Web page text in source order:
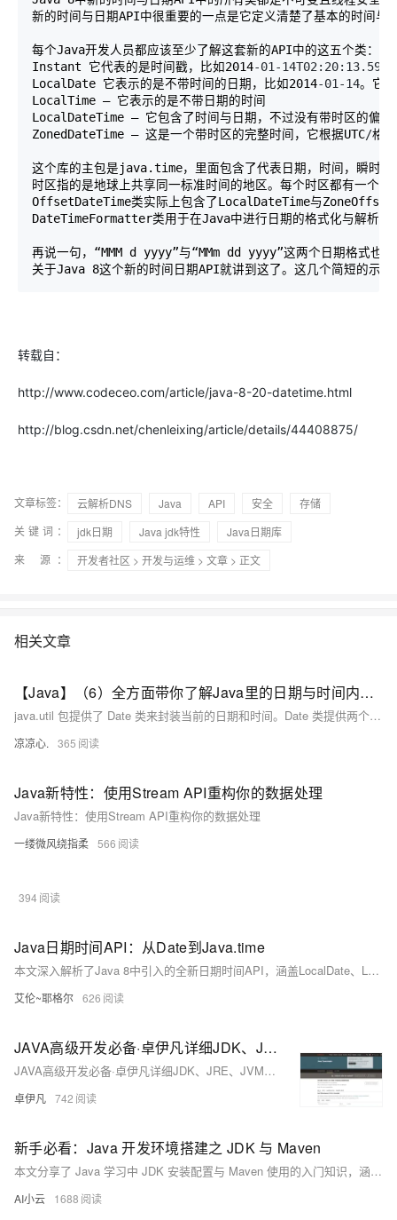
新的时间与日期API中很重要的一点是它定义清楚了基本的时间
每个Java开发人员都应该至少了解这套新的API中的这五个类：
Instant 它代表的是时间戳，比如2014-01-
LocalDate 它表示的是不带时间的日期，比如2014-01-14。它
LocalTime – 它表示的是不带日期的时间
LocalDateTime – 它包含了时间与日期，不过没有带时区的偏移
ZonedDateTime – 这是一个带时区的完整时间，它根据UTC/
这个库的主包是java.time，里面包含了代表日期，时间，瞬时
时区指的是地球上共享同一标准时间的地区。每个时区都有一个
OffsetDateTime类实际上包含了LocalDateTime与ZoneOffset
再说一句，“MMM d yyyy”与“MMm dd yyyy”这两个日期格式也
关于Java 8这个新的时间日期API就讲到这了。这几个简短的示
转载自：
http://www.codeceo.com/article/java-8-20-datetime.html
http://blog.csdn.net/chenleixing/article/details/44408875/
文章标签： 云解析DNS Java API 安全
存储
关键词：
jdk日期 Java jdk特性
Java日期库
来 源：
开发者社区 > 开发与运维 > 文章 > 正文
相关文章
【Java】（6）全方面带你了解Java里的日期与时间内容，介绍 Calendar、GregorianCalendar、Date类
java.util 包提供了 Date 类来封装当前的日期和时间。Date 类提供两个构造函数来实例化 Date 对象。第一个构造函数使用当前日期和时间来初始化对象。Date( )第二个构造函数接收一个参数，该参数是从1970年1月1日起的毫秒数。
凉凉心. 365
Java新特性：使用Stream API重构你的数据处理
Java新特性：使用Stream API重构你的数据处理
一缕微风绕指柔 566
394
Java日期时间API：从Date到Java.time
本文深入解析了Java 8中引入的全新日期时间API，涵盖LocalDate、LocalTime、LocalDateTime、ZonedDateTime等核心类的使用，以及时间调整、格式化、时区处理和与旧API的互操作。通过实例对比，展示了新API在可变性、线程安全与易用性方面的显著优势，并提供迁移方案与实战技巧，助你掌握现代Java时间处理的最佳实践。
艾伦~耶格尔 626
JAVA高级开发必备·卓伊凡详细JDK、JRE、JVM与Java生态深度解析-形象比喻系统理解-优雅草卓伊凡
JAVA高级开发必备·卓伊凡详细JDK、JRE、JVM与Java生态深度解析-形象比喻系统理解-优雅草卓伊凡
卓伊凡 742
新手必看：Java 开发环境搭建之 JDK 与 Maven
本文分享了 Java 学习中 JDK 安装配置与 Maven 使用的入门知识，涵盖 JDK 下载安装、环境变量设置、Maven 安装配置及本地仓库与镜像设置，帮助新手快速搭建 Java 开发环境。
AI小云 1688